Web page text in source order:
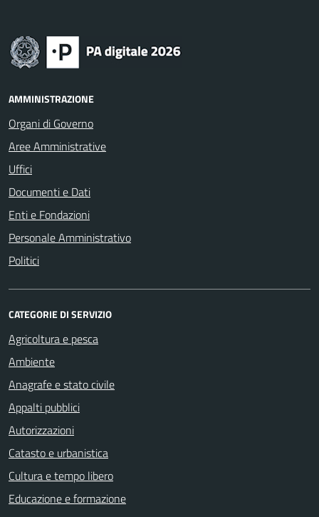
AMMINISTRAZIONE
Organi di Governo
Aree Amministrative
Uffici
Documenti e Dati
Enti e Fondazioni
Personale Amministrativo
Politici
CATEGORIE DI SERVIZIO
Agricoltura e pesca
Ambiente
Anagrafe e stato civile
Appalti pubblici
Autorizzazioni
Catasto e urbanistica
Cultura e tempo libero
Educazione e formazione